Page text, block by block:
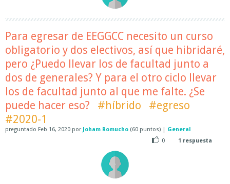
Para egresar de EEGGCC necesito un curso
obligatorio y dos electivos, así que hibridaré,
pero ¿Puedo llevar los de facultad junto a
dos de generales? Y para el otro ciclo llevar
los de facultad junto al que me falte. ¿Se
puede hacer eso?
#híbrido
#egreso
#2020-1
preguntado Feb 16, 2020 por Joham Romucho (60 puntos) | General
0
1 respuesta